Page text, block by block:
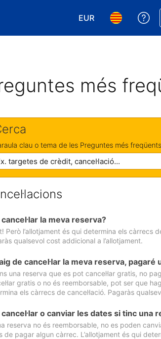
EUR
Tria la moneda. La
Tria
més
clau o tema de les Preguntes més freqüents
cancel·lar la meva reserva?
Però l’allotjament és qui determina els càrrecs
qualsevol cost addicional a l’allotjament.
de cancel·lar la meva reserva, pagaré
una reserva que es pot cancel·lar gratis, no
gratis o no és reemborsable, pot ser que
els càrrecs de cancel·lació. Pagaràs
cancel·lar o canviar les dates si tinc una
reserva no és reemborsable, no es poden
de pagar algun càrrec. L’allotjament és qui